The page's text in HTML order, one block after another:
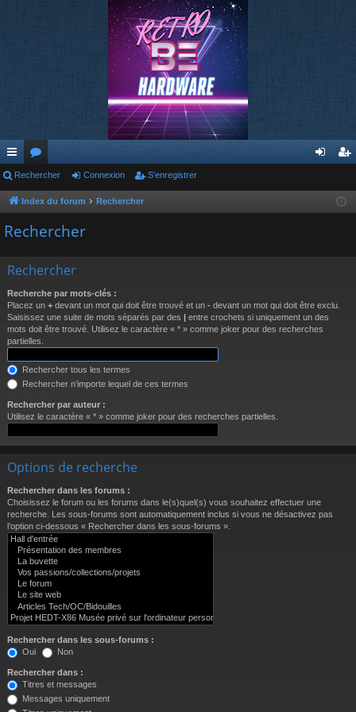
cc
ès
ra
de
or
u
m
nr
Rechercher Connexion S’enregistrer
Index du forum Rechercher
Rechercher
Rechercher
Recherche par mots-clés :
Placez un + devant un mot qui doit être trouvé et un - devant un mot qui doit être exclu.
Saisissez une suite de mots séparés par des | entre crochets si uniquement un des
mots doit être trouvé. Utilisez le caractère « * » comme joker pour des recherches
partielles.
Rechercher tous les termes
Rechercher n’importe lequel de ces termes
Rechercher par auteur :
Utilisez le caractère « * » comme joker pour des recherches partielles.
Options de recherche
Rechercher dans les forums :
Choisissez le forum ou les forums dans le(s)quel(s) vous souhaitez effectuer une
recherche. Les sous-forums sont automatiquement inclus si vous ne désactivez pas
l’option ci-dessous « Rechercher dans les sous-forums ».
Rechercher dans les sous-forums :
Oui
Non
Rechercher dans :
Titres et messages
Messages uniquement